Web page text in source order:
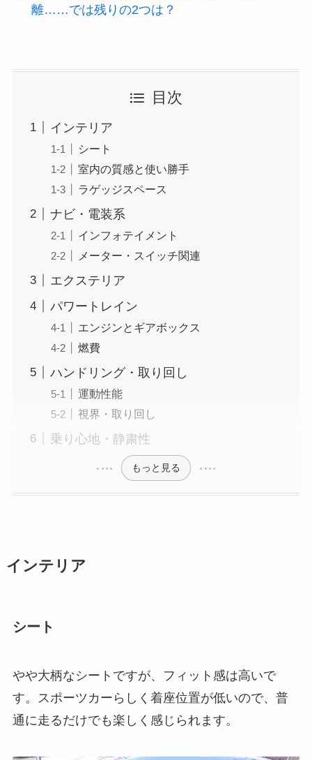
離……では残りの2つは？
目次
インテリア
シート
室内の質感と使い勝手
ラゲッジスペース
ナビ・電装系
インフォテイメント
メーター・スイッチ関連
エクステリア
パワートレイン
エンジンとギアボックス
燃費
ハンドリング・取り回し
運動性能
視界・取り回し
乗り心地・静粛性
もっと見る
インテリア
シート
やや大柄なシートですが、フィット感は高いで
す。スポーツカーらしく着座位置が低いので、普
通に走るだけでも楽しく感じられます。